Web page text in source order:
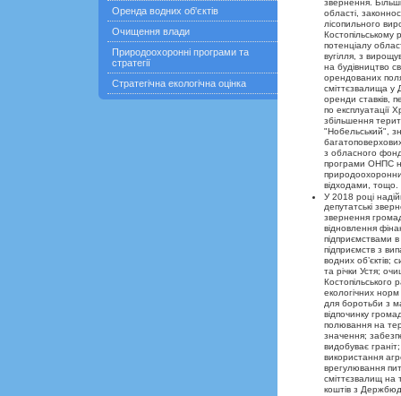
Оренда водних об'єктів
Очищення влади
Природоохоронні програми та
стратегії
Стратегічна екологічна оцінка
звернення.
області,
лісопильного
Костопільському
потенціалу
вугілля, з
на будівництво
орендованих
сміттєзвалища у
оренди ставків,
по експлуатації
збільшення
"Нобельський",
з обласного
програми ОНПС
відходами, тощо.
У 2018 році
депутатські
звернення
відновлення
підприємствами
підприємств з
водних об’єктів;
та річки Устя;
Костопільського
екологічних
для боротьби з
відпочинку
полювання на
значення;
видобуває
використання
врегулювання
сміттєзвалищ на
коштів з